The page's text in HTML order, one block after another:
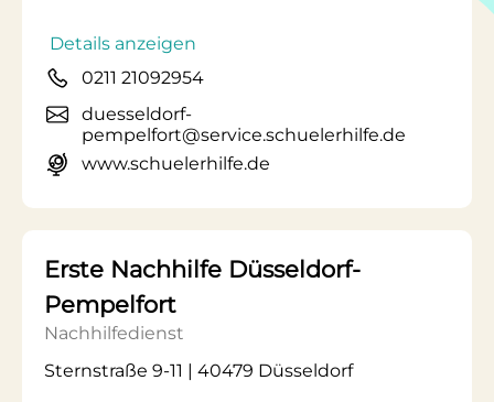
Details anzeigen
0211 21092954
duesseldorf-
pempelfort@service.schuelerhilfe.de
www.schuelerhilfe.de
Erste Nachhilfe Düsseldorf-
Pempelfort
Nachhilfedienst
Sternstraße 9-11 | 40479 Düsseldorf